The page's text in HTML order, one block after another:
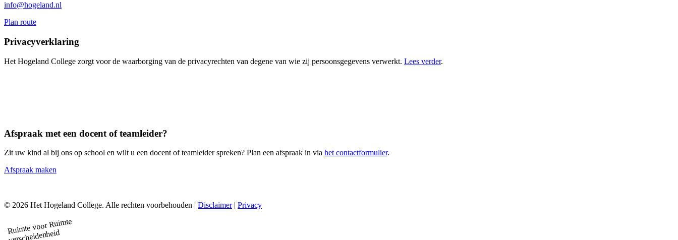
info@hogeland.nl
Plan route
Privacyverklaring
Het Hogeland College zorgt voor de waarborging van de privacyrechten van degene van wie zij persoonsgegevens verwerkt. Lees verder.
Afspraak met een docent of teamleider?
Zit uw kind al bij ons op school en wilt u een docent of teamleider spreken? Plan een afspraak in via het contactformulier.
Afspraak maken
Ruimte voorRuimte
verscheidenheid
© 2026 Het Hogeland College. Alle rechten voorbehouden | Disclaimer| Privacy